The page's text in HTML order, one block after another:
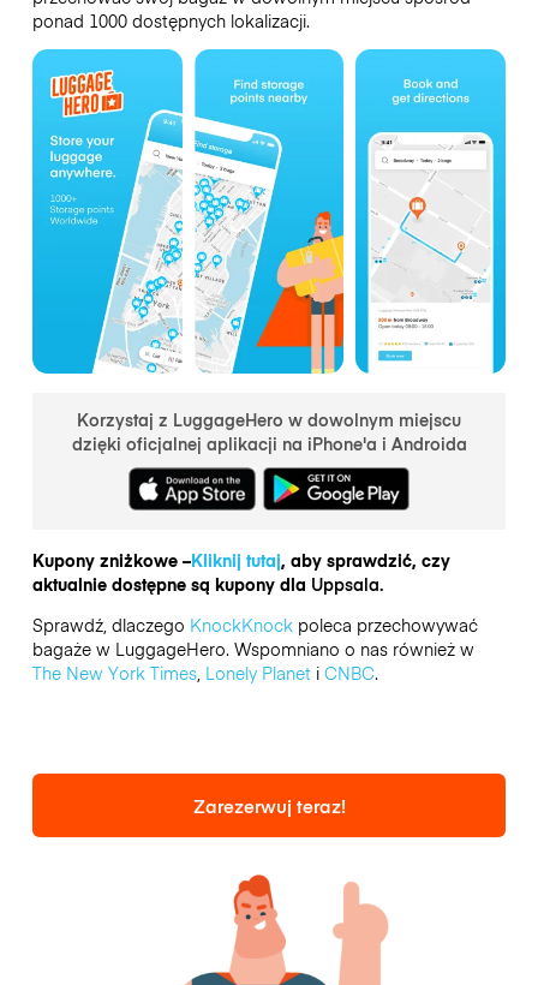
ponad 1000 dostępnych lokalizacji.
Korzystaj z LuggageHero w dowolnym miejscu
dzięki oficjalnej aplikacji na iPhone'a i Androida
Kupony zniżkowe –Kliknij tutaj, aby sprawdzić, czy
aktualnie dostępne są kupony dla Uppsala.
Sprawdź, dlaczego KnockKnockpoleca przechowywać
bagaże w LuggageHero. Wspomniano o nas również w
The New York Times, Lonely Planeti CNBC.
Zarezerwuj teraz!